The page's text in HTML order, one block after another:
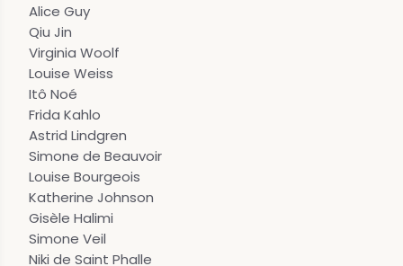
Alice Guy
Qiu Jin
Virginia Woolf
Louise Weiss
Itô Noé
Frida Kahlo
Astrid Lindgren
Simone de Beauvoir
Louise Bourgeois
Katherine Johnson
Gisèle Halimi
Simone Veil
Niki de Saint Phalle